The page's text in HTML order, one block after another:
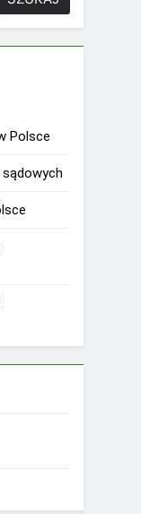
Polsce